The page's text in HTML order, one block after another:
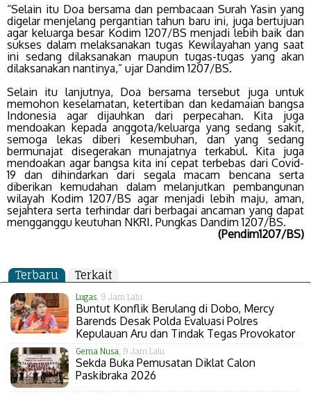
“Selain itu Doa bersama dan pembacaan Surah Yasin yang
digelar menjelang pergantian tahun baru ini, juga bertujuan
agar keluarga besar Kodim 1207/BS menjadi lebih baik dan
sukses dalam melaksanakan tugas Kewilayahan yang saat
ini sedang dilaksanakan maupun tugas-tugas yang akan
dilaksanakan nantinya,” ujar Dandim 1207/BS.
Selain itu lanjutnya, Doa bersama tersebut juga untuk
memohon keselamatan, ketertiban dan kedamaian bangsa
Indonesia agar dijauhkan dari perpecahan. Kita juga
mendoakan kepada anggota/keluarga yang sedang sakit,
semoga lekas diberi kesembuhan, dan yang sedang
bermunajat disegerakan munajatnya terkabul. Kita juga
mendoakan agar bangsa kita ini cepat terbebas dari Covid-
19 dan dihindarkan dari segala macam bencana serta
diberikan kemudahan dalam melanjutkan pembangunan
wilayah Kodim 1207/BS agar menjadi lebih maju, aman,
sejahtera serta terhindar dari berbagai ancaman yang dapat
mengganggu keutuhan NKRI. Pungkas Dandim 1207/BS.
(Pendim1207/BS)
Terbaru Terkait
Lugas, 9 Jam Lalu
Buntut Konflik Berulang di Dobo, Mercy
Barends Desak Polda Evaluasi Polres
Kepulauan Aru dan Tindak Tegas Provokator
Gema Nusa , 9 Jam Lalu
Sekda Buka Pemusatan Diklat Calon
Paskibraka 2026